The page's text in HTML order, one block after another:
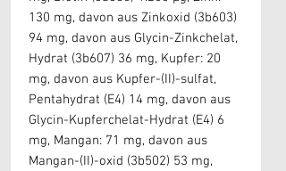
130 mg, davon aus Zinkoxid (3b603)
94 mg, davon aus Glycin-Zinkchelat,
Hydrat (3b607) 36 mg, Kupfer: 20
mg, davon aus Kupfer-(II)-sulfat,
Pentahydrat (E4) 14 mg, davon aus
Glycin-Kupferchelat-Hydrat (E4) 6
mg, Mangan: 71 mg, davon aus
Mangan-(II)-oxid (3b502) 53 mg,